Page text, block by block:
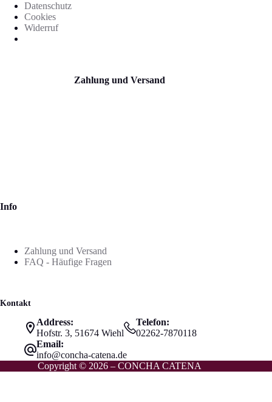
Datenschutz
Cookies
Widerruf
Zahlung und Versand
Info
Zahlung und Versand
FAQ - Häufige Fragen
Kontakt
Address:
Hofstr. 3, 51674 Wiehl
Telefon:
02262-7870118
Email:
info@concha-catena.de
Copyright © 2026 – CONCHA CATENA